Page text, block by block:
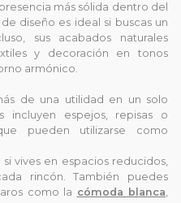
más sólida dentro del
diseño es ideal si buscas un
sus acabados naturales
y decoración en tonos
armónico.
de una utilidad en un solo
incluyen espejos, repisas o
pueden utilizarse como
vives en espacios reducidos,
rincón. También puedes
como la cómoda blanca,